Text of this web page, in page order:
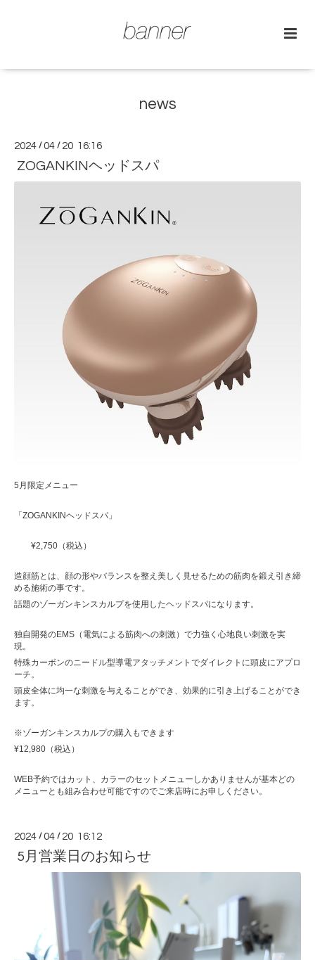
news
2024 /04 / 20 16:16
ZOGANKINヘッドスパ
5月限定メニュー
「ZOGANKINヘッドスパ」
¥2,750（税込）
造顔筋とは、顔の形やバランスを整え美しく見せるための筋肉を鍛え引き締
める施術の事です。
話題のゾーガンキンスカルプを使用したヘッドスパになります。
独自開発のEMS（電気による筋肉への刺激）で力強く心地良い刺激を実
現。
特殊カーボンのニードル型導電アタッチメントでダイレクトに頭皮にアプロ
ーチ。
頭皮全体に均一な刺激を与えることができ、効果的に引き上げることができ
ます。
※ゾーガンキンスカルプの購入もできます
¥12,980（税込）
WEB予約ではカット、カラーのセットメニューしかありませんが基本どの
メニューとも組み合わせ可能ですのでご来店時にお申しください。
2024 /04 / 20 16:12
5月営業日のお知らせ